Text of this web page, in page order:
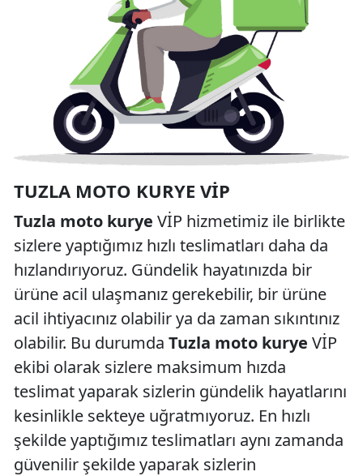
TUZLA MOTO KURYE VIP
Tuzla moto kurye VİP hizmetimiz ile birlikte
sizlere yaptığımız hızlı teslimatları daha da
hızlandırıyoruz. Gündelik hayatınızda bir
ürüne acil ulaşmanız gerekebilir, bir ürüne
acil ihtiyacınız olabilir ya da zaman sıkıntınız
olabilir. Bu durumda Tuzla moto kurye VİP
ekibi olarak sizlere maksimum hızda
teslimat yaparak sizlerin gündelik hayatlarını
kesinlikle sekteye uğratmıyoruz. En hızlı
şekilde yaptığımız teslimatları aynı zamanda
güvenilir şekilde yaparak sizlerin